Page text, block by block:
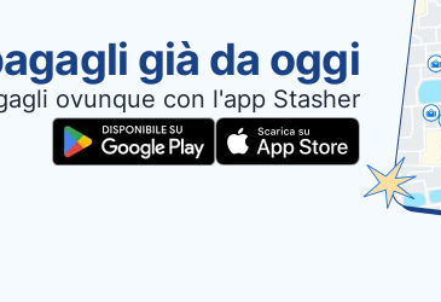
già da oggi
ovunque con l'app Stasher